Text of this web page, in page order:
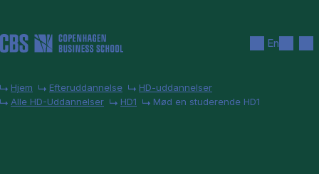
En
Hjem Efteruddannelse
HD-uddannelser
Alle HD-Uddannelser
HD1 Mød en studerende HD1